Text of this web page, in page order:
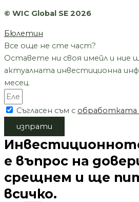
© WIC Global SE 2026
Бюлетин
Все още не сте част?
Оставете ни своя имейл и ние
актуалната инвестиционна
месец.
Съгласен съм с обработката
изпрати
е въпрос на
срещнем и ще
всичко.